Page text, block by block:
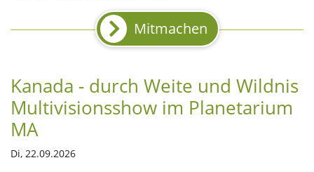
Mitmachen
Kanada - durch Weite und Wildnis
Multivisionsshow im Planetarium
MA
Di, 22.09.2026